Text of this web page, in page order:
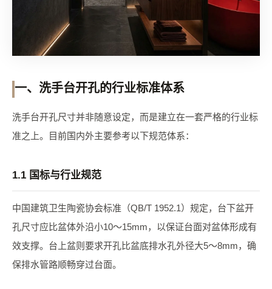
一、洗手台开孔的行业标准体系
洗手台开孔尺寸并非随意设定，而是建立在一套严格的行业标
准之上。目前国内外主要参考以下规范体系：
1.1 国标与行业规范
中国建筑卫生陶瓷协会标准（QB/T 1952.1）规定，台下盆开
孔尺寸应比盆体外沿小10～15mm，以保证台面对盆体形成有
效支撑。台上盆则要求开孔比盆底排水孔外径大5～8mm，确
保排水管路顺畅穿过台面。